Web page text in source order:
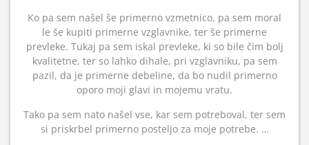
Ko pa sem našel še primerno vzmetnico, pa sem moral
le še kupiti primerne vzglavnike, ter še primerne
prevleke. Tukaj pa sem iskal prevleke, ki so bile čim bolj
kvalitetne, ter so lahko dihale, pri vzglavniku, pa sem
pazil, da je primerne debeline, da bo nudil primerno
oporo moji glavi in mojemu vratu.
Tako pa sem nato našel vse, kar sem potreboval, ter sem
si priskrbel primerno posteljo za moje potrebe. …